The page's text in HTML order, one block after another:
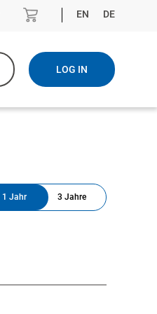
EN DE
LOG IN
1 Jahr 3 Jahre